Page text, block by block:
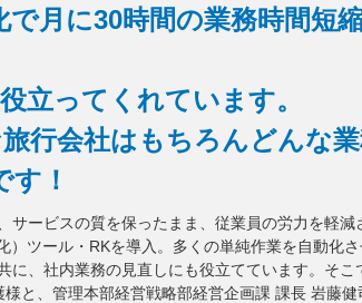
で月に30時間の業務時間短
立ってくれています。
行会社はもちろんどんな
！
サービスの質を保ったまま、従業員の労力を軽減
）ツール・RKを導入。多くの単純作業を自動化
に、社内業務の見直しにも役立てています。そこ
と、管理本部経営戦略部経営企画課 課長 岩藤健